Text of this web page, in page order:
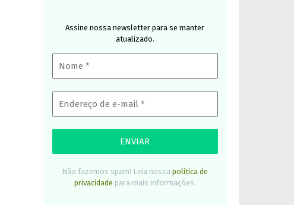
Assine nossa newsletter para se manter
atualizado.
Não fazemos spam! Leia nossapolítica de
privacidade para mais informações.